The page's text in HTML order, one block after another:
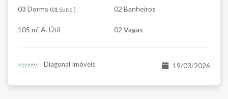
03 Dorms (01 Suíte ) 02 Banheiros
105 m² A. Útil 02 Vagas
Diagonal Imóveis 19/03/2026